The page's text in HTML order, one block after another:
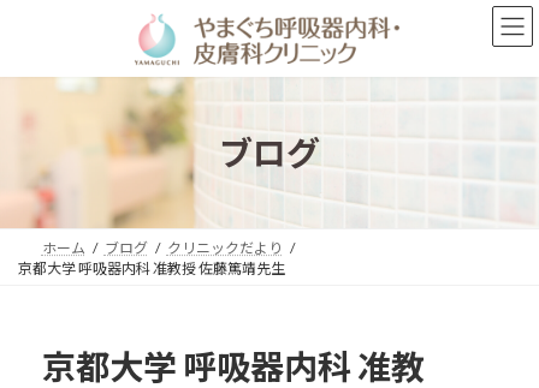
ン
プ
ー
動
ブログ
ホーム ブログ
クリニックだより
京都大学 呼吸器内科 准教授 佐藤篤靖先生
京都大学 呼吸器内科 准教